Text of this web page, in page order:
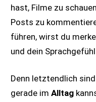
hast, Filme zu
Posts zu
führen, wirst du
und dein
Denn letztendlich
gerade imAlltag